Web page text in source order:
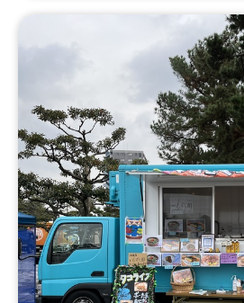
り焼きチキンマヨ）、大阪産の海苔
ャーシューとメンマ）、大阪産の
（ドライいちじくとローストアー
を使ったおにぎり（ドライトマト
産の海苔を使ったおにぎり（鮭と
使ったおにぎり（炙り明太子）、大
にぎり（いぶりがっこクリームチー
付きソーセージ、ガーリックソーセ
セージ、オーガニックスムージ
350円（ごま昆布、ツナマヨ、高菜
別価格 300円（銀シャリ）、生い
粕汁、おにぎり２つセット、生いち
チョコバナナクレープ、お試し銀シ
ん 5種盛り、抹茶ラテ、ホットレ
ー、甘酒、コーンスープ、果汁
ン氷り、みかん氷り、りんご氷り)
ングチュロス、アイスブリュレク
レクレープ 、 チーズドッグ ロ